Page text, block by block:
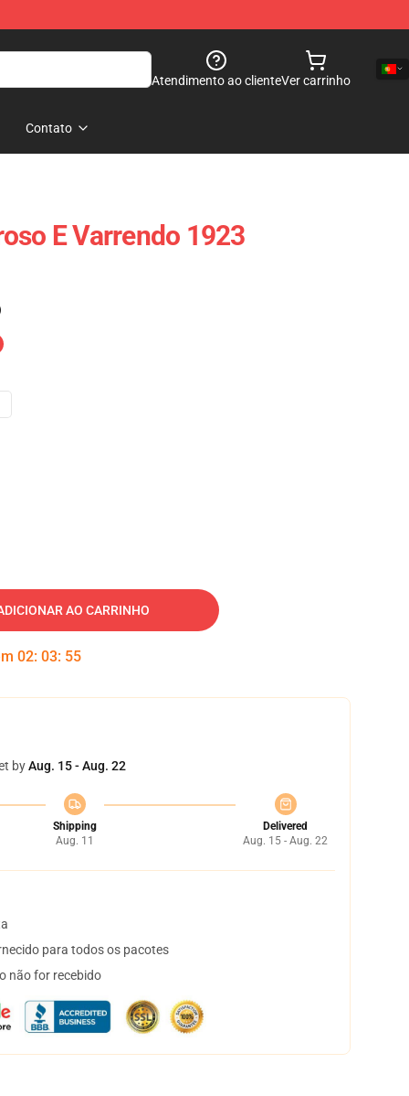
Atendimento ao clienteVer carrinho
Contato
E Varrendo 1923
AO CARRINHO
02: 03: 54
byAug. 15 - Aug. 22
Shipping
Aug. 11
Delivered
Aug. 15 - Aug. 22
para todos os pacotes
não for recebido